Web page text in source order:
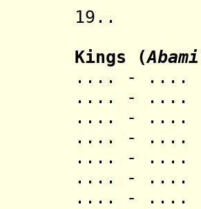
19..
Kings (Abami
.... -
.... -
.... -
.... -
.... -
.... -
.... -